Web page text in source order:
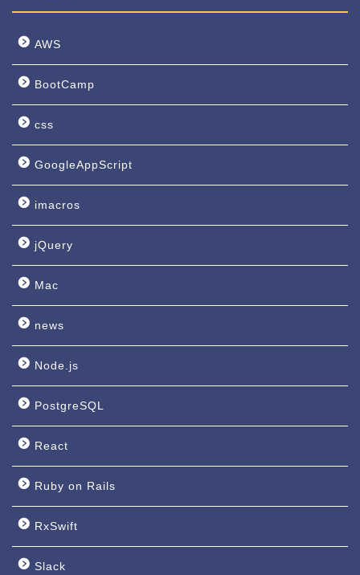
AWS
BootCamp
css
GoogleAppScript
imacros
jQuery
Mac
news
Node.js
PostgreSQL
React
Ruby on Rails
RxSwift
Slack